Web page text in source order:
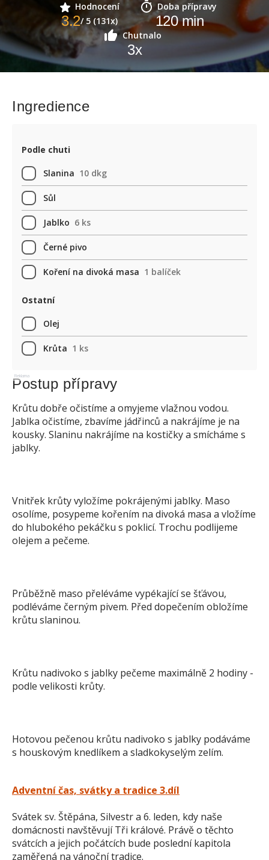
Hodnocení
3.2/ 5 (131x)
Doba přípravy
120min
Chutnalo
3x
Ingredience
Podle chuti
Slanina 10 dkg
Sůl
Jablko 6 ks
Černé pivo
Koření na divoká masa 1 balíček
Ostatní
Olej
Krůta 1 ks
Reklama
Postup přípravy
Krůtu dobře očistíme a omyjeme vlažnou vodou.
Jablka očistíme, zbavíme jádřinců a nakrájíme je na
kousky. Slaninu nakrájíme na kostičky a smícháme s
jablky.
Vnitřek krůty vyložíme pokrájenými jablky. Maso
osolíme, posypeme kořením na divoká masa a vložíme
do hlubokého pekáčku s poklicí. Trochu podlijeme
olejem a pečeme.
Průběžně maso přeléváme vypékající se šťávou,
podléváme černým pivem. Před dopečením obložíme
krůtu slaninou.
Krůtu nadivoko s jablky pečeme maximálně 2 hodiny -
podle velikosti krůty.
Hotovou pečenou krůtu nadivoko s jablky podáváme
s houskovým knedlíkem a sladkokyselým zelím.
Adventní čas, svátky a tradice 3.díl
Svátek sv. Štěpána, Silvestr a 6. leden, kdy naše
domácnosti navštěvují Tři králové. Právě o těchto
svátcích a jejich počátcích bude poslední kapitola
zaměřená na vánoční tradice.